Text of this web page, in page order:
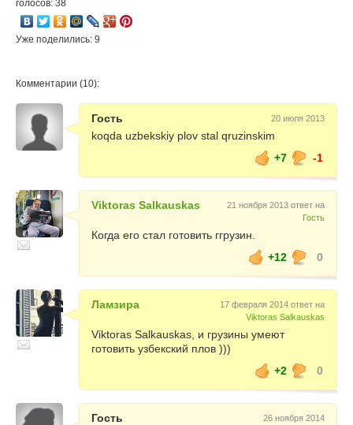
голосов: 38
Уже поделились: 9
Комментарии (10):
Гость 20 июля 2013
koqda uzbekskiy plov stal qruzinskim
+7
-1
Viktoras Salkauskas
21 ноября 2013 ответ на
Гость
Когда его стал готовить ггрузин.
+12
0
Ламзира
17 февраля 2014 ответ на
Viktoras Salkauskas
Viktoras Salkauskas, и грузины умеют
готовить узбекский плов )))
+2
0
Гость 26 ноября 2014